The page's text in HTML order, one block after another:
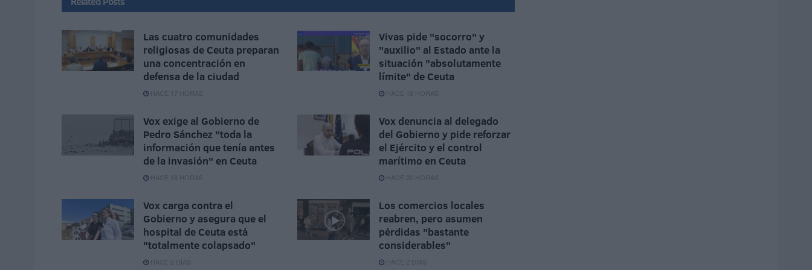
Las cuatro comunidades
religiosas de Ceuta preparan
una concentración en
defensa de la ciudad
HACE 17 HORAS
Vivas pide "socorro" y
"auxilio" al Estado ante la
situación "absolutamente
límite" de Ceuta
HACE 18 HORAS
Vox exige al Gobierno de
Pedro Sánchez "toda la
información que tenía antes
de la invasión" en Ceuta
HACE 18 HORAS
Vox denuncia al delegado
del Gobierno y pide reforzar
el Ejército y el control
marítimo en Ceuta
HACE 20 HORAS
Vox carga contra el
Gobierno y asegura que el
hospital de Ceuta está
"totalmente colapsado"
HACE 2 DÍAS
Los comercios locales
reabren, pero asumen
pérdidas "bastante
considerables"
HACE 2 DÍAS